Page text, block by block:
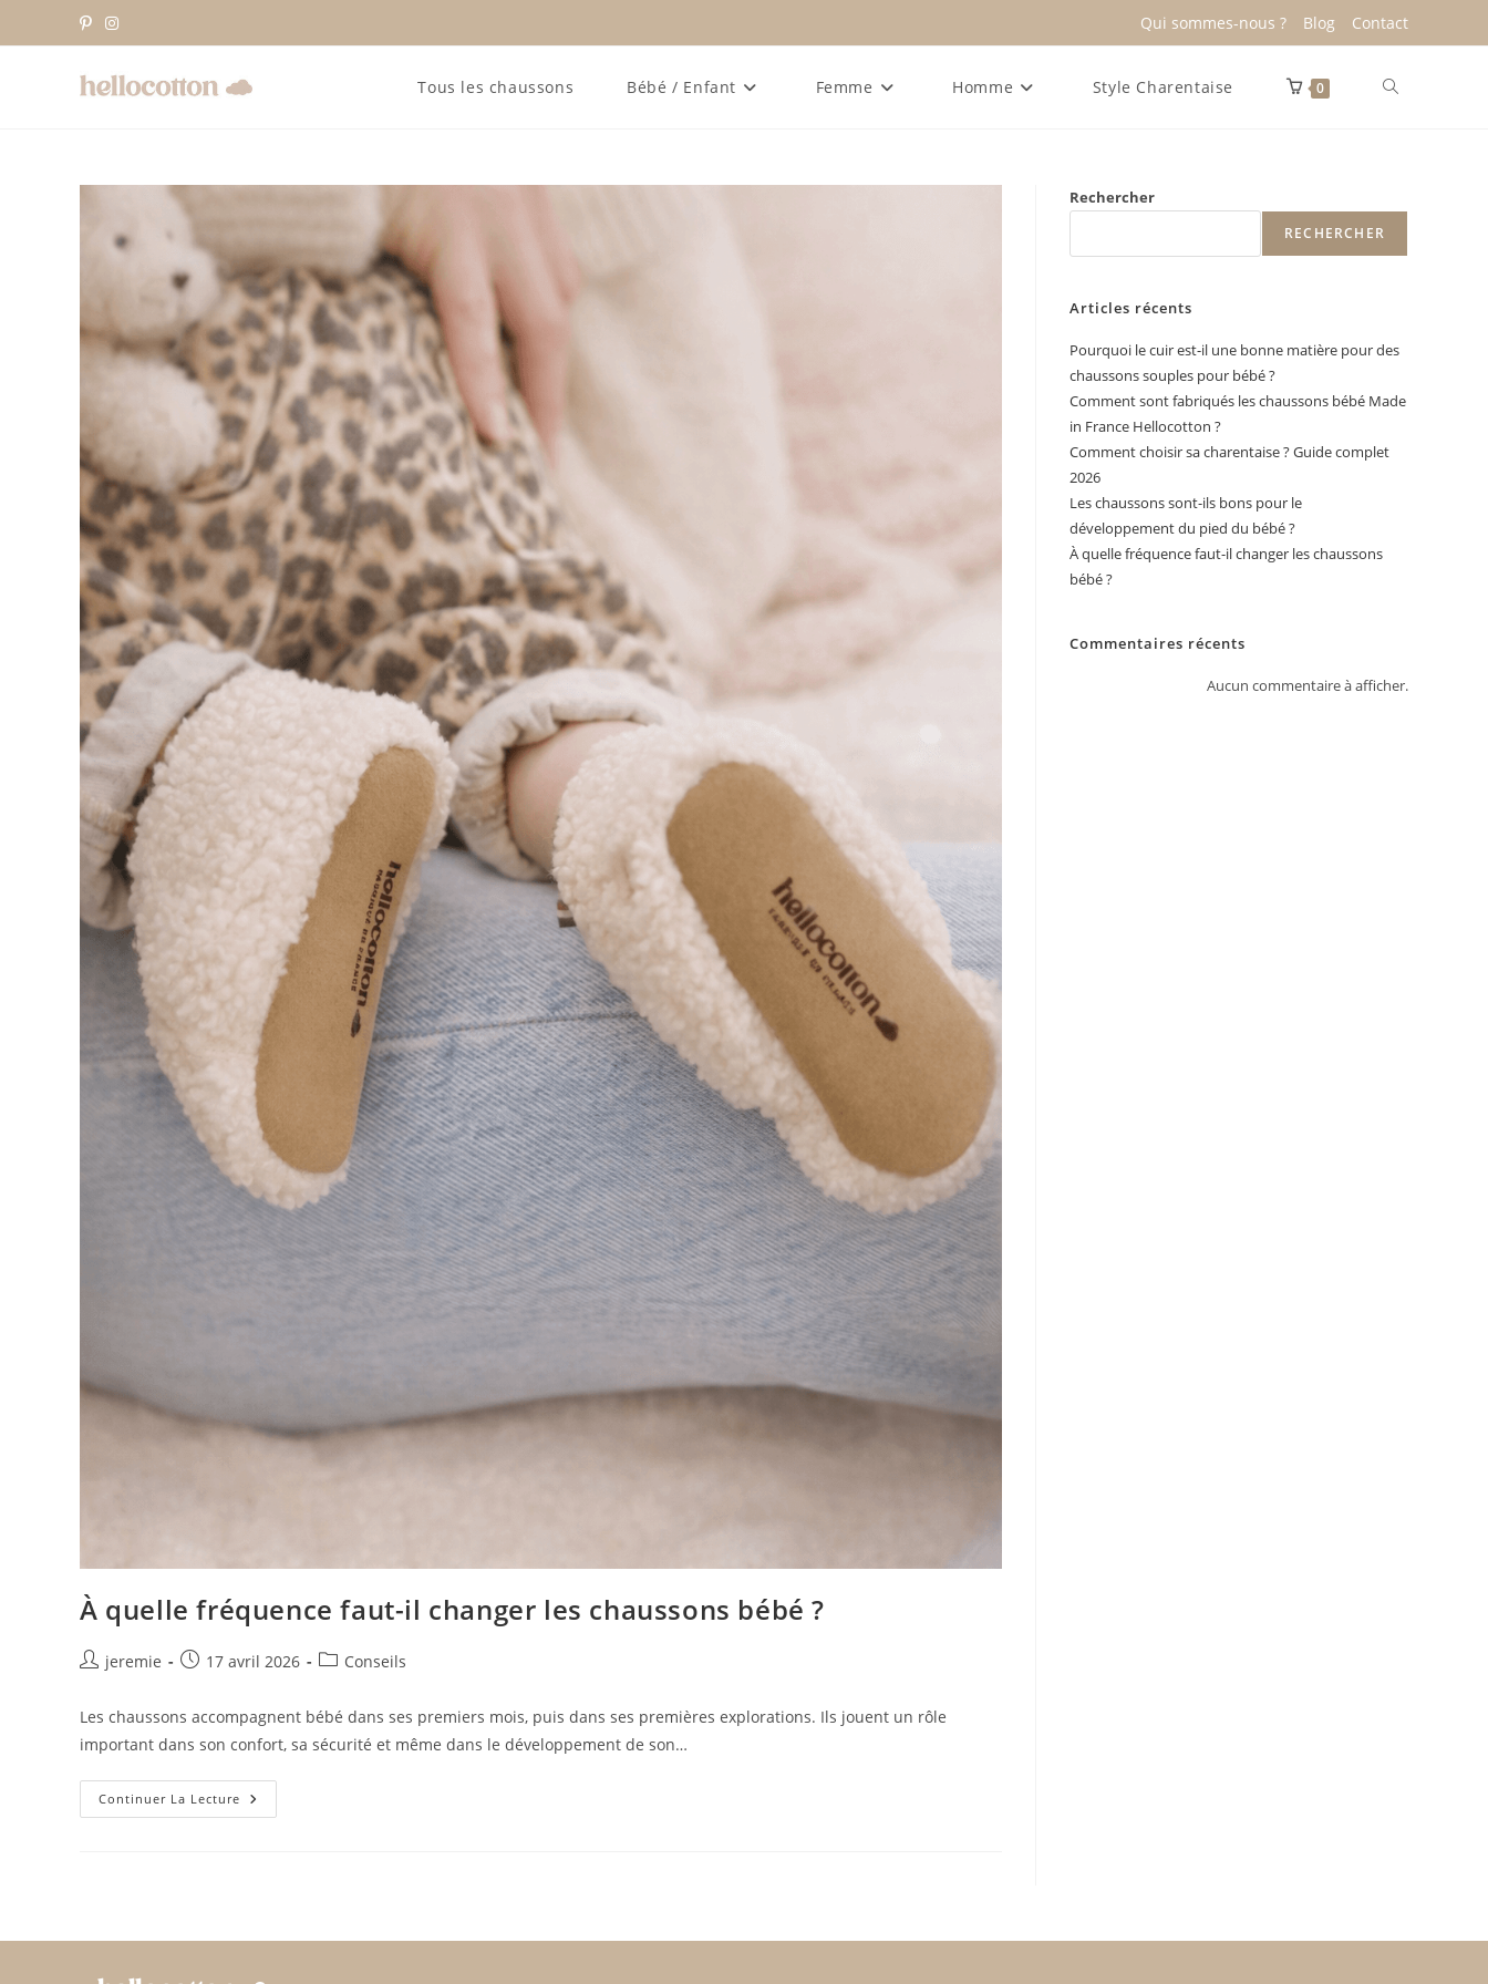
to
Qui sommes-nous ? Blog Contact
Tous les chaussons Bébé / Enfant Femme Homme Style Charentaise 0 Toggle
À quelle fréquence faut-il changer les chaussons bébé ?
Auteur/autrice
publication :
jeremie
Publication
17 avril 2026
PostConseils
Les chaussons accompagnent bébé dans ses premiers mois, puis dans ses premières explorations. Ils jouent un rôle
important dans son confort, sa sécurité et même dans le développement de son…
Continuer La Lecture
Quelle
?
Rechercher
RECHERCHER
Articles récents
Pourquoi le cuir est-il une bonne matière pour des
chaussons souples pour bébé ?
Comment sont fabriqués les chaussons bébé Made
in France Hellocotton ?
Comment choisir sa charentaise ? Guide complet
2026
Les chaussons sont-ils bons pour le
développement du pied du bébé ?
À quelle fréquence faut-il changer les chaussons
bébé ?
Commentaires récents
Aucun commentaire à afficher.